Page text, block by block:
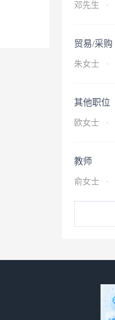
邓先生 ·
贸易/采购
朱女士 ·
其他职位
欧女士 ·
教师
俞女士 ·